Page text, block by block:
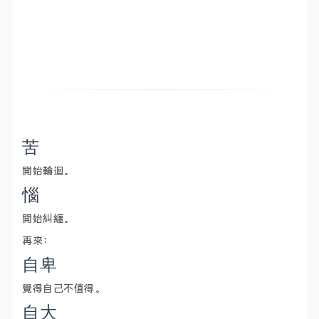
苦
開始輪迴。
惱
開始糾纏。
再來：
自卑
覺得自己不值得。
自大